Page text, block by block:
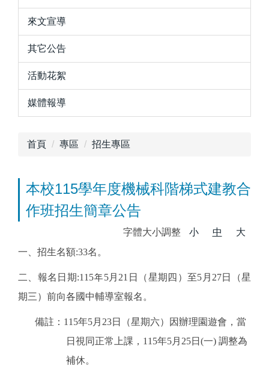
來文宣導
其它公告
活動花絮
媒體報導
首頁 專區 招生專區
本校115學年度機械科階梯式建教合
作班招生簡章公告
字體大小調整 小 中
大
一、招生名額:33名。
二、報名日期:115年5月21日（星期四）至5月27日（星
期三）前向各國中輔導室報名。
備註：115年5月23日（星期六）因辦理園遊會，當
日視同正常上課，115年5月25日(一) 調整為
補休。